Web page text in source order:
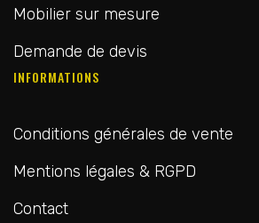
Mobilier sur mesure
Demande de devis
INFORMATIONS
Conditions générales de vente
Mentions légales & RGPD
Contact